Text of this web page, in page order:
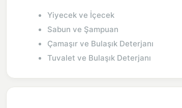
Yiyecek ve İçecek
Sabun ve Şampuan
Çamaşır ve Bulaşık Deterjanı
Tuvalet ve Bulaşık Deterjanı